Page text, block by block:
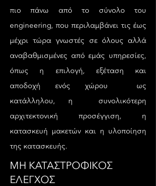
πιο πάνω από το σύνολο του
engineering, που περιλαμβάνει τις έως
μέχρι τώρα γνωστές σε όλους αλλά
αναβαθμισμένες από εμάς υπηρεσίες,
όπως η επιλογή, εξέταση και
αποδοχή ενός χώρου ως
κατάλληλου, η συνολικότερη
αρχιτεκτονική προσέγγιση, η
κατασκευή μακετών και η υλοποίηση
της κατασκευής.
ΜΗ ΚΑΤΑΣΤΡΟΦΙΚΟΣ
ΕΛΕΓΧΟΣ